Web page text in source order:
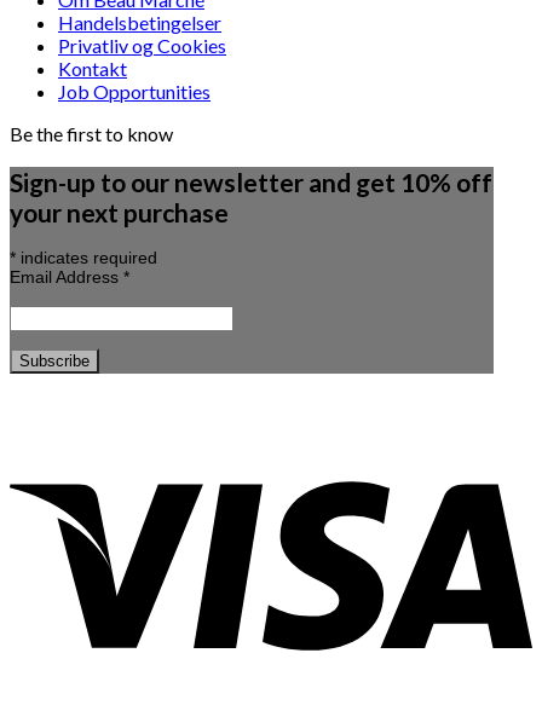
Handelsbetingelser
Privatliv og Cookies
Kontakt
Job Opportunities
Be the first to know
Sign-up to our newsletter and get 10% off
your next purchase
* indicates required
Email Address *